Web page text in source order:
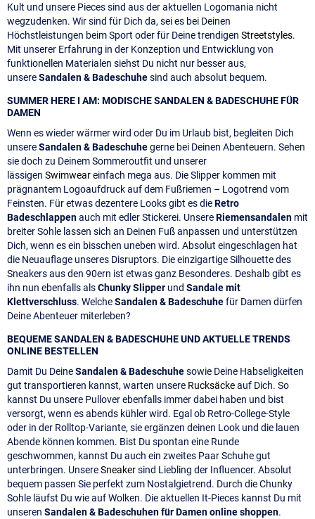
Kult und unsere Pieces sind aus der aktuellen Logomania nicht
wegzudenken. Wir sind für Dich da, sei es bei Deinen
Höchstleistungen beim Sport oder für Deine trendigen Streetstyles.
Mit unserer Erfahrung in der Konzeption und Entwicklung von
funktionellen Materialen siehst Du nicht nur besser aus,
unsereSandalen & Badeschuhesind auch absolut bequem.
SUMMER HERE I AM: MODISCHE SANDALEN & BADESCHUHE FÜR
DAMEN
Wenn es wieder wärmer wird oder Du im Urlaub bist, begleiten Dich
unsereSandalen & Badeschuhegerne bei Deinen Abenteuern. Sehen
sie doch zu Deinem Sommeroutfit und unserer
lässigen Swimweareinfach mega aus. Die Slipper kommen mit
prägnantem Logoaufdruck auf dem Fußriemen – Logotrend vom
Feinsten. Für etwas dezentere Looks gibt es dieRetro
Badeschlappenauch mit edler Stickerei. UnsereRiemensandalen mit
breiter Sohle lassen sich an Deinen Fuß anpassen und unterstützen
Dich, wenn es ein bisschen uneben wird. Absolut eingeschlagen hat
die Neuauflage unseres Disruptors. Die einzigartige Silhouette des
Sneakers aus den 90ern ist etwas ganz Besonderes. Deshalb gibt es
ihn nun ebenfalls alsChunky Slipper und Sandale mit
Klettverschluss. WelcheSandalen & Badeschuhefür Damen dürfen
Deine Abenteuer miterleben?
BEQUEME SANDALEN & BADESCHUHE UND AKTUELLE TRENDS
ONLINE BESTELLEN
Damit Du DeineSandalen & Badeschuhesowie Deine Habseligkeiten
gut transportieren kannst, warten unsere Rucksäckeauf Dich. So
kannst Du unsere Pullover ebenfalls immer dabei haben und bist
versorgt, wenn es abends kühler wird. Egal ob Retro-College-Style
oder in der Rolltop-Variante, sie ergänzen deinen Look und die lauen
Abende können kommen. Bist Du spontan eine Runde
geschwommen, kannst Du auch ein zweites Paar Schuhe gut
unterbringen. UnsereSneakersind Liebling der Influencer. Absolut
bequem passen Sie perfekt zum Nostalgietrend. Durch die Chunky
Sohle läufst Du wie auf Wolken. Die aktuellen It-Pieces kannst Du mit
unseren Sandalen & Badeschuhen für Damen online shoppen.